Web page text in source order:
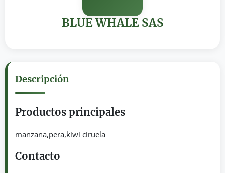
BLUE WHALE SAS
Descripción
Productos principales
manzana,pera,kiwi ciruela
Contacto